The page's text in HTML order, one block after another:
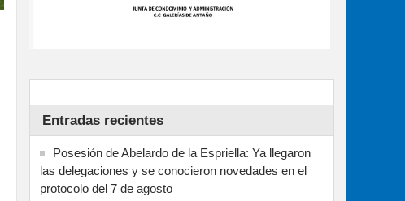
Entradas recientes
Posesión de Abelardo de la Espriella: Ya llegaron
las delegaciones y se conocieron novedades en el
protocolo del 7 de agosto